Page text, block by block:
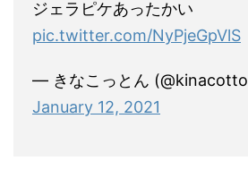
ジェラピケあったかい
pic.twitter.com/NyPjeGpVlS
— きなこっとん
January 12, 2021